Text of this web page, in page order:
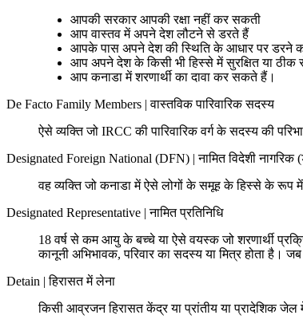
आपकी सरकार आपकी रक्षा नहीं कर सकती
आप वास्तव में अपने देश लौटने से डरते हैं
आपके पास अपने देश की स्थिति के आधार पर डरने
आप अपने देश के किसी भी हिस्से में सुरक्षित या
आप कनाडा में शरणार्थी का दावा कर सकते हैं।
De Facto Family Members | वास्तविक पारिवारिक सदस्य
ऐसे व्यक्ति जो IRCC की पारिवारिक वर्ग के सदस्य की
Designated Foreign National (DFN) | नामित विदेशी नागरिक
वह व्यक्ति जो कनाडा में ऐसे लोगों के समूह के हिस्से के रूप
Designated Representative | नामित प्रतिनिधि
18 वर्ष से कम आयु के बच्चे या ऐसे वयस्क जो शरणार्थी
कानूनी अभिभावक, परिवार का सदस्य या मित्र होता है।
Detain | हिरासत में लेना
किसी आव्रजन हिरासत केंद्र या प्रांतीय या प्रादेशिक जेल